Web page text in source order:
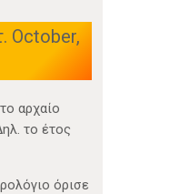
October,
αρχαίο
το έτος
όρισε